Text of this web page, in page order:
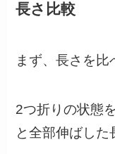
長さ比較
まず、長さを比
2つ折りの状態
と全部伸ばした